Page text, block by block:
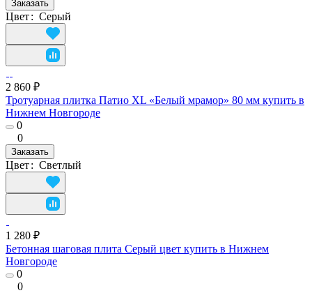
Заказать
Цвет: Серый
2 860 ₽
Тротуарная плитка Патио XL «Белый мрамор» 80 мм купить в
Нижнем Новгороде
0
0
Заказать
Цвет: Светлый
1 280 ₽
Бетонная шаговая плита Серый цвет купить в Нижнем
Новгороде
0
0